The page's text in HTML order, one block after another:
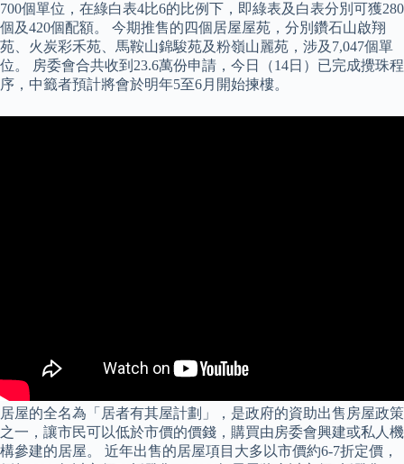
700個單位，在綠白表4比6的比例下，即綠表及白表分別可獲280
個及420個配額。 今期推售的四個居屋屋苑，分別鑽石山啟翔
苑、火炭彩禾苑、馬鞍山錦駿苑及粉嶺山麗苑，涉及7,047個單
位。 房委會合共收到23.6萬份申請，今日（14日）已完成攪珠程
序，中籤者預計將會於明年5至6月開始揀樓。
居屋的全名為「居者有其屋計劃」，是政府的資助出售房屋政策
之一，讓市民可以低於市價的價錢，購買由房委會興建或私人機
構參建的居屋。 近年出售的居屋項目大多以市價約6-7折定價，